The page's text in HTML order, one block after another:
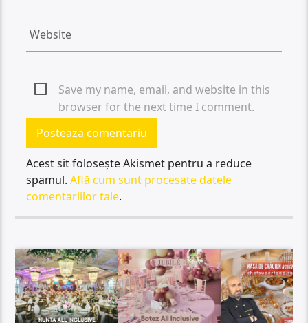
Save my name, email, and website in this
browser for the next time I comment.
Acest sit folosește Akismet pentru a reduce
spamul.Află cum sunt procesate datele
comentariilor tale.